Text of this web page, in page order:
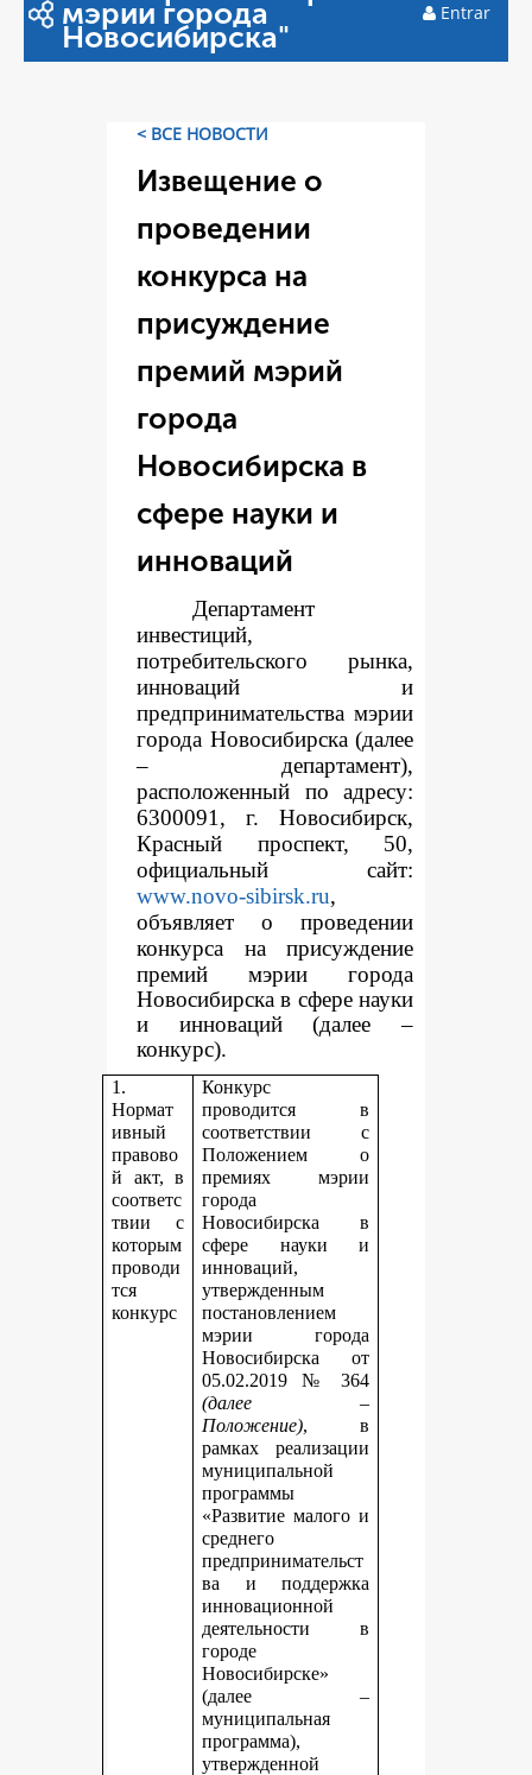
мэрии города
Новосибирска"
Entrar
< ВСЕ НОВОСТИ
Извещение о
проведении
конкурса на
присуждение
премий мэрий
города
Новосибирска в
сфере науки и
инноваций
Департамент
инвестиций,
потребительского рынка,
инноваций и
предпринимательства мэрии
города Новосибирска (далее
– департамент),
расположенный по адресу:
6300091, г. Новосибирск,
Красный проспект, 50,
официальный сайт:
www.novo-sibirsk.ru,
объявляет о проведении
конкурса на присуждение
премий мэрии города
Новосибирска в сфере науки
и инноваций (далее –
конкурс).
1.
Нормат
ивный
правово
й акт, в
соответс
твии с
которым
проводи
тся
конкурс
Конкурс
проводится в
соответствии с
Положением о
премиях мэрии
города
Новосибирска в
сфере науки и
инноваций,
утвержденным
постановлением
мэрии города
Новосибирска от
05.02.2019 № 364
(далее –
Положение), в
рамках реализации
муниципальной
программы
«Развитие малого и
среднего
предпринимательст
ва и поддержка
инновационной
деятельности в
городе
Новосибирске»
(далее –
муниципальная
программа),
утвержденной